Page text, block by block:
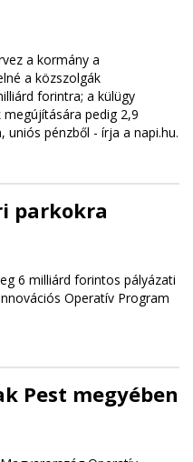
a kormány a
a közszolgák
forintra; a külügy
pedig 2,9
uniós pénzből - írja a napi.hu.
parkokra
6 milliárd forintos pályázati
Operatív Program
Pest megyében